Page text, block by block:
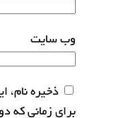
وب‌ سایت
ذخیره نام،
برای زمانی که